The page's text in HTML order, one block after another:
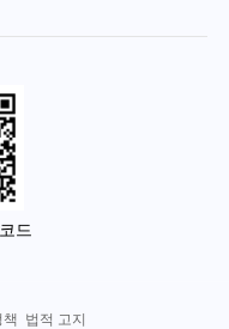
드
법적 고지